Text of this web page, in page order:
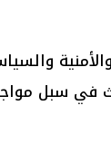
في سبل